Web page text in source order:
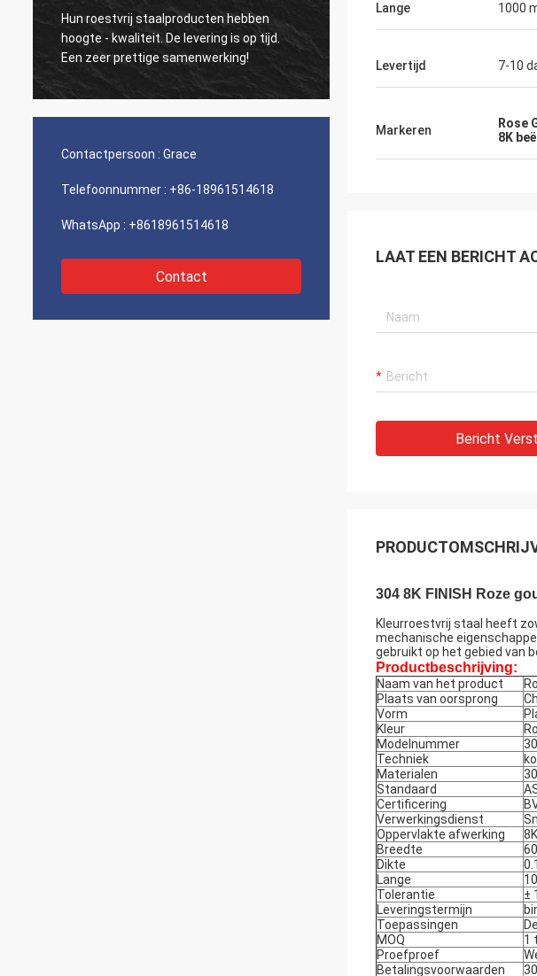
hebben
levering is op tijd.
Uw bedrijfkwaliteit is werkelijk goed, tot nu
heb ik nul gebrekkig tarief ontmoet.
Hopelijk zult u deze goede voorwaarde
houden! Dank.
kiezen
Contactpersoon : Grace
Telefoonnummer : +86-18961514618
WhatsApp : +8618961514618
Contact
Lange 1000
Levertijd 7-10
Markeren Rose
8K
LAAT EEN BERICHT
Bericht
304 8K FINISH Roze
Kleurroestvrij staal heeft
mechanische
gebruikt op het gebied van
Productbeschrijving:
Naam van het product
Plaats van oorsprong
Vorm
Kleur
Modelnummer
Techniek
Materialen
Standaard
Certificering
Verwerkingsdienst
Oppervlakte afwerking
Breedte
Dikte
Lange
Tolerantie
±
Leveringstermijn
Toepassingen
MOQ
1
Proefproef
Betalingsvoorwaarden